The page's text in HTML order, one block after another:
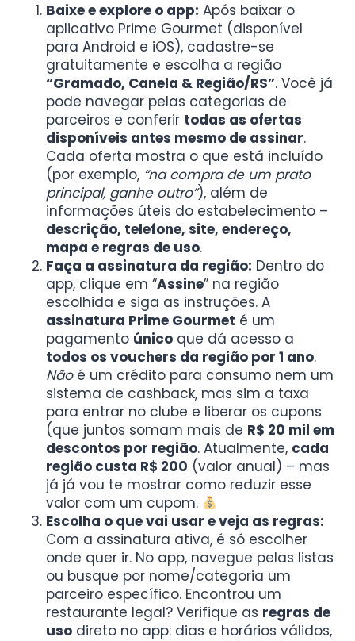
Baixe e explore o app: Após baixar o
aplicativo Prime Gourmet (disponível
para Android e iOS), cadastre-se
gratuitamente e escolha a região
“Gramado, Canela & Região/RS”. Você já
pode navegar pelas categorias de
parceiros e conferir todas as ofertas
disponíveis antes mesmo de assinar.
Cada oferta mostra o que está incluído
(por exemplo, “na compra de um prato
principal, ganhe outro”), além de
informações úteis do estabelecimento –
descrição, telefone, site, endereço,
mapa e regras de uso.
Faça a assinatura da região: Dentro do
app, clique em “Assine” na região
escolhida e siga as instruções. A
assinatura Prime Gourmet é um
pagamento único que dá acesso a
todos os vouchers da região por 1 ano.
Nãoé um crédito para consumo nem um
sistema de cashback, mas sim a taxa
para entrar no clube e liberar os cupons
(que juntos somam mais de R$ 20 mil em
descontos por região. Atualmente, cada
região custa R$ 200 (valor anual) – mas
já já vou te mostrar como reduzir esse
valor com um cupom.
Escolha o que vai usar e veja as regras:
Com a assinatura ativa, é só escolher
onde quer ir. No app, navegue pelas listas
ou busque por nome/categoria um
parceiro específico. Encontrou um
restaurante legal? Verifique as regras de
uso direto no app: dias e horários válidos,